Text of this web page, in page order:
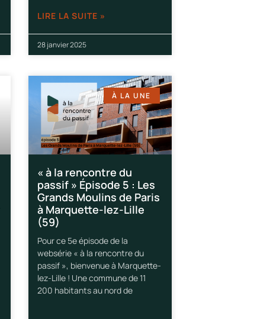
LIRE LA SUITE »
28 janvier 2025
À LA UNE
« à la rencontre du
passif » Épisode 5 : Les
Grands Moulins de Paris
à Marquette-lez-Lille
(59)
Pour ce 5e épisode de la
websérie « à la rencontre du
passif », bienvenue à Marquette-
lez-Lille ! Une commune de 11
200 habitants au nord de